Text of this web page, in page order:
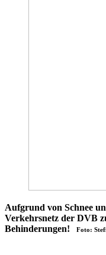
Aufgrund von Schnee
Verkehrsnetz der DVB
Behinderungen!
Foto: